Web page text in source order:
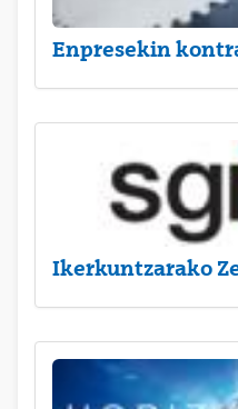
Enpresekin
Ikerkuntzarako